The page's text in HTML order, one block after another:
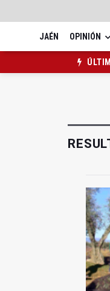
JAÉN OPINIÓN